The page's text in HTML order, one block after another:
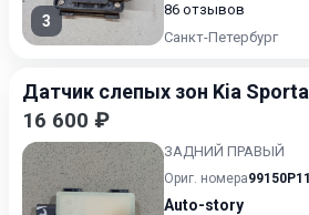
3
86 отзывов
Санкт-Петербург
Датчик слепых зон Kia
16 600 ₽
ЗАДНИЙ ПРАВЫЙ
Ориг. номера
Auto-story